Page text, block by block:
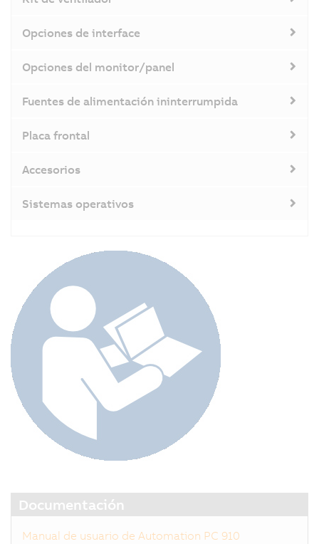
Opciones de interface
Opciones del monitor/panel
Fuentes de alimentación ininterrumpida
Placa frontal
Accesorios
Sistemas operativos
Documentación
Manual de usuario de Automation PC 910